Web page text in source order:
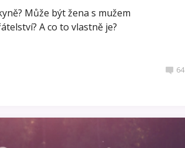
Může být žena s mužem
A co to vlastně je?
64